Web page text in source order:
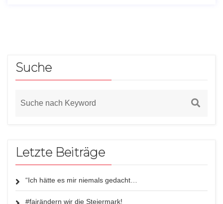
Suche
Letzte Beiträge
“Ich hätte es mir niemals gedacht…
#fairändern wir die Steiermark!